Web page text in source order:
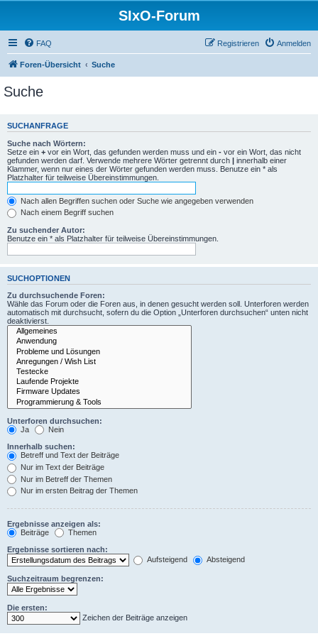
SIxO-Forum
FAQ Anmelden
Registrieren
Foren-Übersicht Suche
Suche
SUCHANFRAGE
Suche nach Wörtern:
Setze ein + vor ein Wort, das gefunden werden muss und ein - vor ein Wort, das nicht
gefunden werden darf. Verwende mehrere Wörter getrennt durch | innerhalb einer
Klammer, wenn nur eines der Wörter gefunden werden muss. Benutze ein * als
Platzhalter für teilweise Übereinstimmungen.
Nach allen Begriffen suchen oder Suche wie angegeben verwenden
Nach einem Begriff suchen
Zu suchender Autor:
Benutze ein * als Platzhalter für teilweise Übereinstimmungen.
SUCHOPTIONEN
Zu durchsuchende Foren:
Wähle das Forum oder die Foren aus, in denen gesucht werden soll. Unterforen werden
automatisch mit durchsucht, sofern du die Option „Unterforen durchsuchen“ unten nicht
deaktivierst.
Unterforen durchsuchen:
Ja
Nein
Innerhalb suchen:
Betreff und Text der Beiträge
Nur im Text der Beiträge
Nur im Betreff der Themen
Nur im ersten Beitrag der Themen
Ergebnisse anzeigen als:
Beiträge
Themen
Ergebnisse sortieren nach:
Aufsteigend
Absteigend
Suchzeitraum begrenzen:
Die ersten:
Zeichen der Beiträge anzeigen